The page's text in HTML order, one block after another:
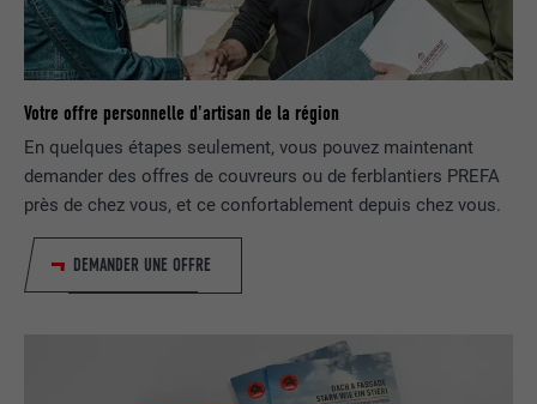
Votre offre personnelle d'artisan de la région
En quelques étapes seulement, vous pouvez maintenant
demander des offres de couvreurs ou de ferblantiers PREFA
près de chez vous, et ce confortablement depuis chez vous.
DEMANDER UNE OFFRE